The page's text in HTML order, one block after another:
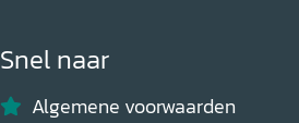
Snel naar
Algemene voorwaarden